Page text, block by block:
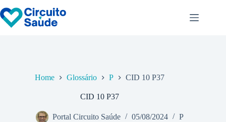
para
o
Home Glossário P CID 10 P37
CID 10 P37
Portal Circuito Saúde 05/08/2024 P